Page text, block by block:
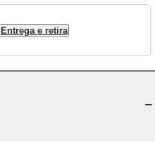
Entrega e retira